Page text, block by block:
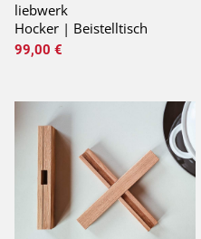
liebwerk
Hocker | Beistelltisch
99,00 €